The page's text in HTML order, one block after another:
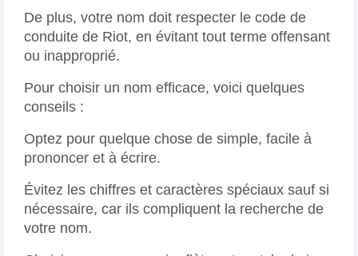
De plus, votre nom doit respecter le code de
conduite de Riot, en évitant tout terme offensant
ou inapproprié.
Pour choisir un nom efficace, voici quelques
conseils :
Optez pour quelque chose de simple, facile à
prononcer et à écrire.
Évitez les chiffres et caractères spéciaux sauf si
nécessaire, car ils compliquent la recherche de
votre nom.